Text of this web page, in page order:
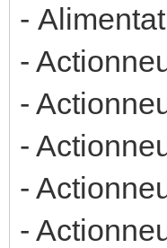
-
-
-
-
-
-